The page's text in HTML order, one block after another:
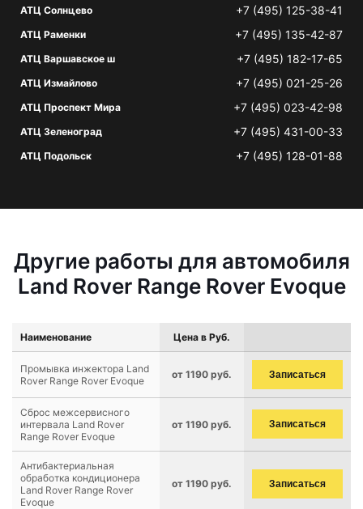
АТЦ Солнцево +7 (495) 125-38-41
АТЦ Раменки +7 (495) 135-42-87
АТЦ Варшавское ш +7 (495) 182-17-65
АТЦ Измайлово +7 (495) 021-25-26
АТЦ Проспект Мира +7 (495) 023-42-98
АТЦ Зеленоград +7 (495) 431-00-33
АТЦ Подольск +7 (495) 128-01-88
Другие работы для автомобиля
Land Rover Range Rover Evoque
Наименование Цена в Руб.
Промывка инжектора Land
Rover Range Rover Evoque
от 1190 руб. Записаться
Сброс межсервисного
интервала Land Rover
Range Rover Evoque
от 1190 руб. Записаться
Антибактериальная
обработка кондиционера
Land Rover Range Rover
Evoque
от 1190 руб. Записаться